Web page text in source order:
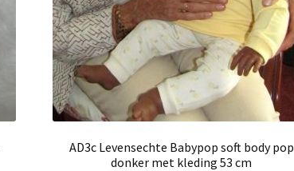
AD3c Levensechte Babypop soft body pop
donker met kleding 53 cm